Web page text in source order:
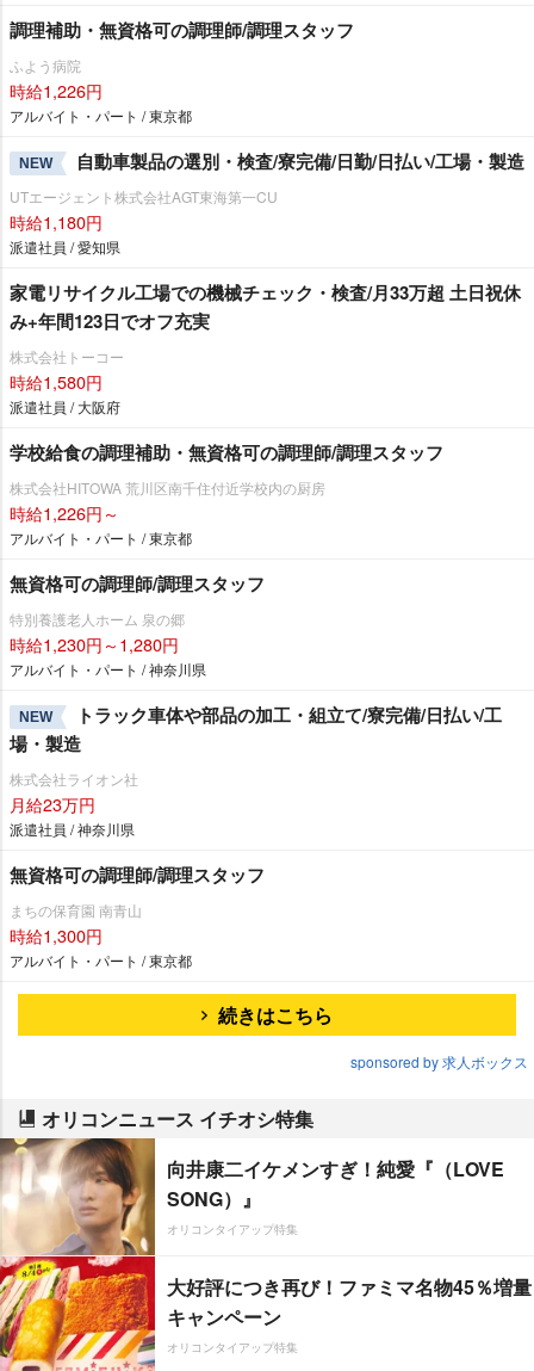
調理補助・無資格可の調理師/調理スタッフ
ふよう病院
時給1,226円
アルバイト・パート / 東京都
NEW 自動車製品の選別・検査/寮完備/日勤/日払い/工場・製造
UTエージェント株式会社AGT東海第一CU
時給1,180円
派遣社員 / 愛知県
家電リサイクル工場での機械チェック・検査/月33万超 土日祝休
み+年間123日でオフ充実
株式会社トーコー
時給1,580円
派遣社員 / 大阪府
学校給食の調理補助・無資格可の調理師/調理スタッフ
株式会社HITOWA 荒川区南千住付近学校内の厨房
時給1,226円～
アルバイト・パート / 東京都
無資格可の調理師/調理スタッフ
特別養護老人ホーム 泉の郷
時給1,230円～1,280円
アルバイト・パート / 神奈川県
NEW
トラック車体や部品の加工・組立て/寮完備/日払い/工
場・製造
株式会社ライオン社
月給23万円
派遣社員 / 神奈川県
無資格可の調理師/調理スタッフ
まちの保育園 南青山
時給1,300円
アルバイト・パート / 東京都
続きはこちら
sponsored by 求人ボックス
オリコンニュース イチオシ特集
向井康二イケメンすぎ！純愛『（LOVE
SONG）』
オリコンタイアップ特集
大好評につき再び！ファミマ名物45％増量
キャンペーン
オリコンタイアップ特集